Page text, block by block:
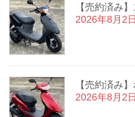
【売約済み
2026年8月2日
【売約済み
2026年8月2日